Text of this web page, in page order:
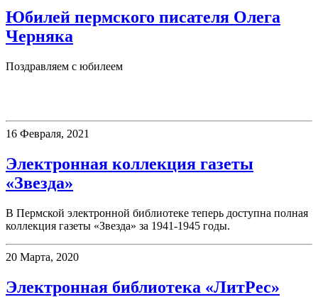
Юбилей пермского писателя Олега
Черняка
Поздравляем с юбилеем
16 Февраля, 2021
Электронная коллекция газеты
«Звезда»
В Пермской электронной библиотеке теперь доступна полная
коллекция газеты «Звезда» за 1941-1945 годы.
20 Марта, 2020
Электронная библиотека «ЛитРес»